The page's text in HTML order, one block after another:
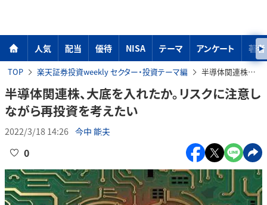
人気 配当 優待 NISA テーマ アンケート 著者
TOP 楽天証券投資weekly セクター・投資テーマ編 半導体関連株、大底を入れたか。リスクに注意しながら再投資を考えたい
半導体関連株、大底を入れたか。リスクに注意し
ながら再投資を考えたい
2022/3/18 14:26 今中 能夫
0